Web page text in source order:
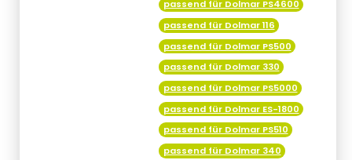
passend für Dolmar PS500
passend für Dolmar 330
passend für Dolmar PS5000
passend für Dolmar ES-1800
passend für Dolmar PS510
passend für Dolmar 340
passend für Dolmar 105
passend für Dolmar PS5100S